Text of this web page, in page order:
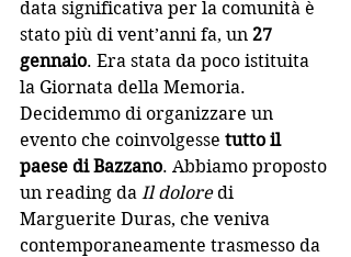
data significativa per la comunità è
stato più di vent’anni fa, un 27
gennaio. Era stata da poco istituita
la Giornata della Memoria.
Decidemmo di organizzare un
evento che coinvolgesse tutto il
paese di Bazzano. Abbiamo proposto
un reading da Il dolore di
Marguerite Duras, che veniva
contemporaneamente trasmesso da